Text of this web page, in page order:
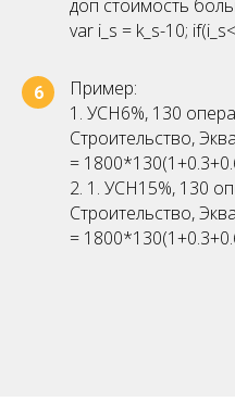
доп стоимость
var i_s = k_s-10;
6
Пример:
1. УСН6%, 130
Строительство,
=
2. 1. УСН15%, 130
Строительство,
=